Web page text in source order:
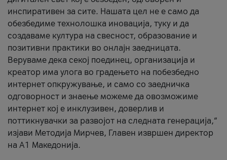
инспиративен за сите. Нашата цел не е само да
обезбедиме технолошка иновација, туку и да
создаваме култура на свесност, образование и
позитивни практики во онлајн заедницата.
Веруваме дека секој поединец, организација и
креатор има улога во градењето на побезбедно
интернет опкружување, и само со заедничка
одговорност и знаење можеме да овозможиме
интернет кој е инклузивен, доверлив и
поттикнувачки за развојот на следната генерација,“
изјави Методија Мирчев, Главен извршен директор
на А1 Македонија.